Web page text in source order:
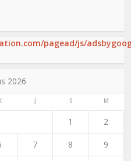
pagead/js/
2026
J S M
1 2
7 8 9